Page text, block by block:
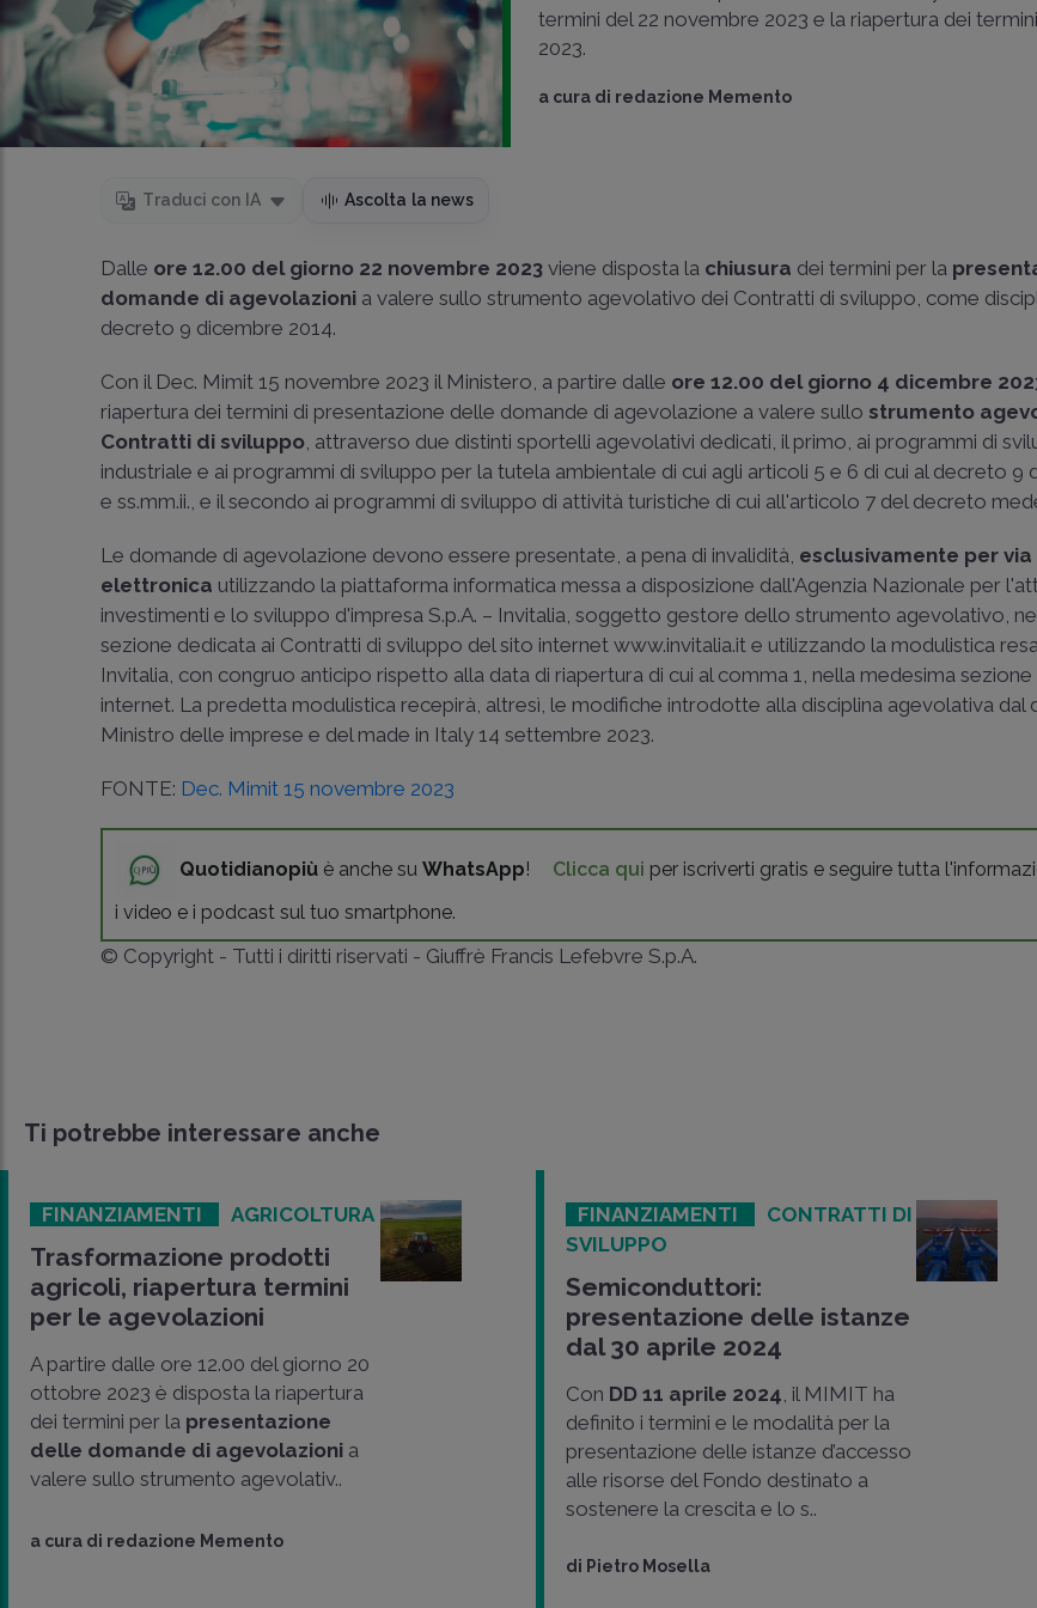
termini del 22 novembre 2023 e la riapertura dei
2023.
a cura di redazione Memento
CONDIVIDI
Traduci con IA Ascolta la news
Dalle ore 12.00 del giorno 22 novembre 2023 viene disposta la chiusura dei termini per la
domande di agevolazioni a valere sullo strumento agevolativo dei Contratti di sviluppo, come
decreto 9 dicembre 2014.
Con il Dec. Mimit 15 novembre 2023 il Ministero, a partire dalle ore 12.00 del giorno 4 dicembre
riapertura dei termini di presentazione delle domande di agevolazione a valere sullo strumento
Contratti di sviluppo, attraverso due distinti sportelli agevolativi dedicati, il primo, ai programmi di
industriale e ai programmi di sviluppo per la tutela ambientale di cui agli articoli 5 e 6 di cui al decreto 9
e ss.mm.ii., e il secondo ai programmi di sviluppo di attività turistiche di cui all'articolo 7 del decreto
Le domande di agevolazione devono essere presentate, a pena di invalidità, esclusivamente per via
elettronica utilizzando la piattaforma informatica messa a disposizione dall'Agenzia Nazionale per
investimenti e lo sviluppo d'impresa S.p.A. – Invitalia, soggetto gestore dello strumento agevolativo,
sezione dedicata ai Contratti di sviluppo del sito internet www.invitalia.it e utilizzando la modulistica
Invitalia, con congruo anticipo rispetto alla data di riapertura di cui al comma 1, nella medesima sezione
internet. La predetta modulistica recepirà, altresì, le modifiche introdotte alla disciplina agevolativa dal
Ministro delle imprese e del made in Italy 14 settembre 2023.
FONTE: Dec. Mimit 15 novembre 2023
Quotidianopiù è anche suWhatsApp! Clicca qui per iscriverti gratis e seguire tutta
i video e i podcast sul tuo smartphone.
© Copyright - Tutti i diritti riservati - Giuffrè Francis Lefebvre S.p.A.
Ti potrebbe interessare anche
FINANZIAMENTI AGRICOLTURA
Trasformazione prodotti
agricoli, riapertura termini
per le agevolazioni
A partire dalle ore 12.00 del giorno 20
ottobre 2023 è disposta la riapertura
dei termini per la presentazione
delle domande di agevolazioni a
valere sullo strumento agevolativ..
a cura di redazione Memento
FINANZIAMENTI
CONTRATTI DI
SVILUPPO
Semiconduttori:
presentazione delle istanze
dal 30 aprile 2024
Con DD 11 aprile 2024, il MIMIT ha
definito i termini e le modalità per la
presentazione delle istanze d’accesso
alle risorse del Fondo destinato a
sostenere la crescita e lo s..
di Pietro Mosella